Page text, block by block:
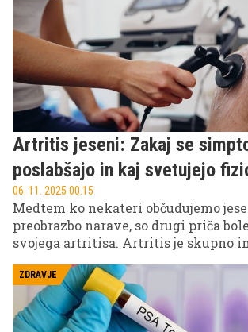
Artritis jeseni: Zakaj se
poslabšajo in kaj svetujejo
06. 11. 2025 00.15
Medtem ko nekateri občudujemo
preobrazbo narave, so drugi priča
svojega artritisa. Artritis je skupno
in bolečino. Jeseni se simptomi
vendar obstajajo učinkoviti načini
preprečiti ali pa vsaj omiliti.
ZDRAVJE